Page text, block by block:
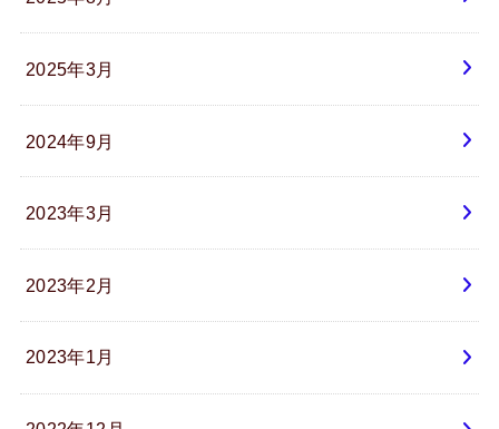
2025年3月
2024年9月
2023年3月
2023年2月
2023年1月